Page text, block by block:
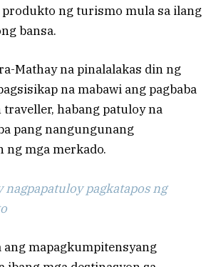
produkto ng turismo mula sa ilang
bansa.
Mathay na pinalalakas din ng
na mabawi ang pagbaba
traveller, habang patuloy na
pang nangungunang
mga merkado.
pagkatapos ng
mapagkumpitensyang